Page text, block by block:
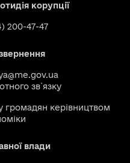
корупції
200-47-47
зв`язку
громадян керівництвом
влади